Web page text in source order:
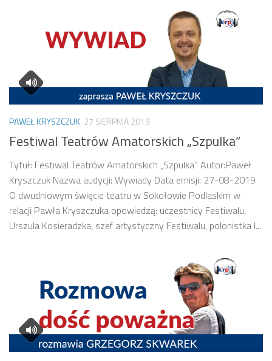
PAWEŁ KRYSZCZUK 27 SIERPNIA 2019
Festiwal Teatrów Amatorskich „Szpulka”
Tytuł: Festiwal Teatrów Amatorskich „Szpulka” Autor:Paweł
Kryszczuk Nazwa audycji: Wywiady Data emisji: 27-08-2019
O dwudniowym święcie teatru w Sokołowie Podlaskim w
relacji Pawła Kryszczuka opowiedzą: uczestnicy Festiwalu,
Urszula Kosieradzka, szef artystyczny Festiwalu, polonistka I...